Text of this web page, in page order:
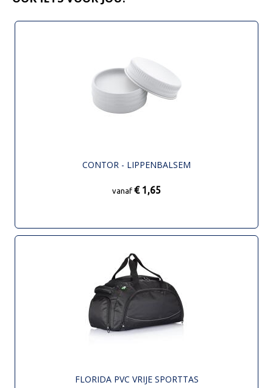
CONTOR - LIPPENBALSEM
vanaf € 1,65
FLORIDA PVC VRIJE SPORTTAS